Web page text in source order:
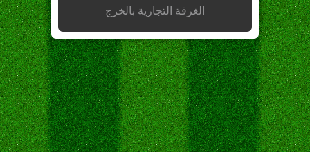
الغرفة التجارية بالخرج